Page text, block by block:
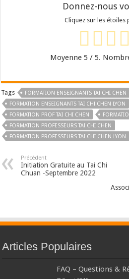
Donnez-nous
Cliquez sur les étoiles
Moyenne5 / 5.
Tags
FORMATION ENSEIGNANTS TAI CHI CHEN
FORMATION ENSEIGNANTS TAI CHI CHEN LYON
FORMATION PROF TAI CHI CHEN
FORMATION PROFESSEURS TAI CHI CHEN
FORMATION PROFESSEURS TAI CHI CHEN LYON
Précédent
Initiation Gratuite au Tai Chi
Chuan -Septembre 2022
Articles Populaires
FAQ – Questions &